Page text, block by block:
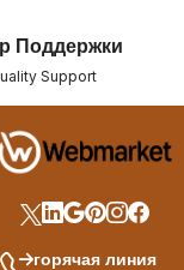
Поддержки
Support
горячая линия